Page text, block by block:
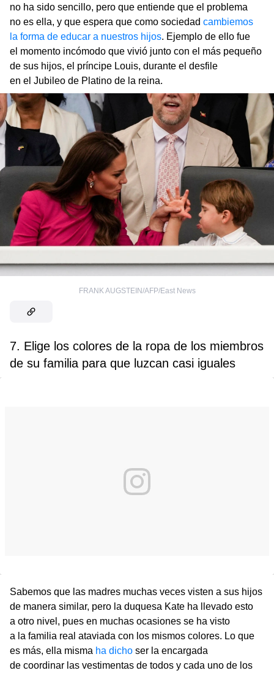
no ha sido sencillo, pero que entiende que el problema
no es ella, y que espera que como sociedad cambiemos
la forma de educar a nuestros hijos. Ejemplo de ello fue
el momento incómodo que vivió junto con el más pequeño
de sus hijos, el príncipe Louis, durante el desfile
en el Jubileo de Platino de la reina.
FRANK AUGSTEIN/AFP/East News
7. Elige los colores de la ropa de los miembros
de su familia para que luzcan casi iguales
Sabemos que las madres muchas veces visten a sus hijos
de manera similar, pero la duquesa Kate ha llevado esto
a otro nivel, pues en muchas ocasiones se ha visto
a la familia real ataviada con los mismos colores. Lo que
es más, ella misma ha dicho ser la encargada
de coordinar las vestimentas de todos y cada uno de los